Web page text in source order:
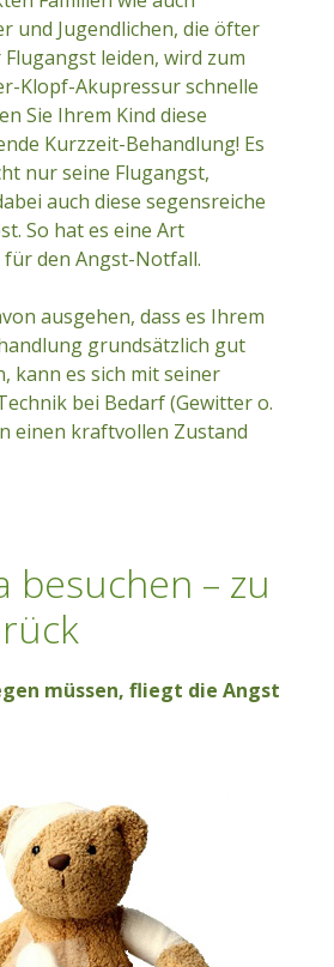
und Jugendlichen, die öfter
leiden, wird zum
Klopf-Akupressur schnelle
Sie Ihrem Kind diese
Kurzzeit-Behandlung! Es
nur seine Flugangst,
auch diese segensreiche
So hat es eine Art
für den Angst-Notfall.
ausgehen, dass es Ihrem
grundsätzlich gut
kann es sich mit seiner
bei Bedarf (Gewitter o.
einen kraftvollen Zustand
besuchen – zu
müssen, fliegt die Angst